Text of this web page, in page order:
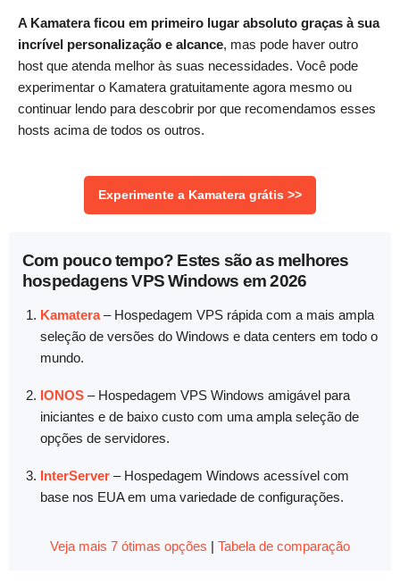
A Kamatera ficou em primeiro lugar absoluto graças à sua
incrível personalização e alcance, mas pode haver outro
host que atenda melhor às suas necessidades. Você pode
experimentar o Kamatera gratuitamente agora mesmo ou
continuar lendo para descobrir por que recomendamos esses
hosts acima de todos os outros.
Experimente a Kamatera grátis >>
Com pouco tempo? Estes são as melhores
hospedagens VPS Windows em 2026
Kamatera – Hospedagem VPS rápida com a mais ampla
seleção de versões do Windows e data centers em todo o
mundo.
IONOS – Hospedagem VPS Windows amigável para
iniciantes e de baixo custo com uma ampla seleção de
opções de servidores.
InterServer – Hospedagem Windows acessível com
base nos EUA em uma variedade de configurações.
Veja mais 7 ótimas opções Tabela de comparação